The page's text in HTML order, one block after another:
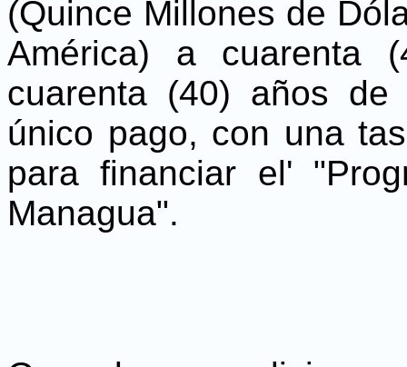
(Quince Millones de
América) a cuarenta
cuarenta (40) años
único pago, con una
para financiar el'
Managua".